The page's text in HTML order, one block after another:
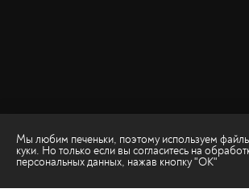
Мы любим печеньки, поэтому используем
куки. Но только если вы согласитесь на
персональных данных, нажав кнопку "ОК"